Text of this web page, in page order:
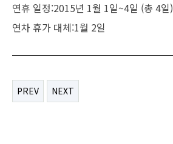
연휴 일정:2015년 1월 1일~4일 (총 4일)
연차 휴가 대체:1월 2일
PREV NEXT